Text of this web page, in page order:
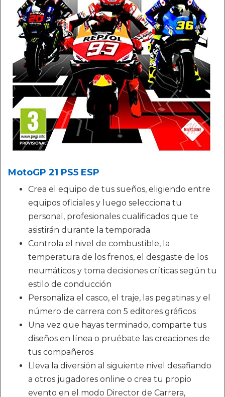
MotoGP 21 PS5 ESP
Crea el equipo de tus sueños, eligiendo entre
equipos oficiales y luego selecciona tu
personal, profesionales cualificados que te
asistirán durante la temporada
Controla el nivel de combustible, la
temperatura de los frenos, el desgaste de los
neumáticos y toma decisiones críticas según tu
estilo de conducción
Personaliza el casco, el traje, las pegatinas y el
número de carrera con 5 editores gráficos
Una vez que hayas terminado, comparte tus
diseños en línea o pruébate las creaciones de
tus compañeros
Lleva la diversión al siguiente nivel desafiando
a otros jugadores online o crea tu propio
evento en el modo Director de Carrera,